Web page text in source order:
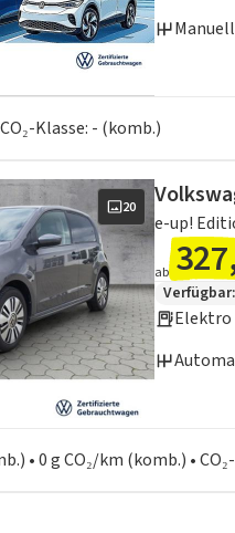
Manuell
Klasse: - (komb.)
20
e-up!
ab
Elektro
• 0 g CO₂/km (komb.) •